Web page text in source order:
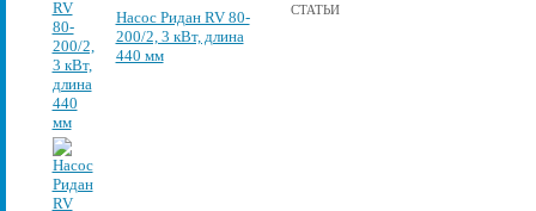
Насос Ридан RV 80-
200/2, 3 кВт, длина
440 мм
СТАТЬИ